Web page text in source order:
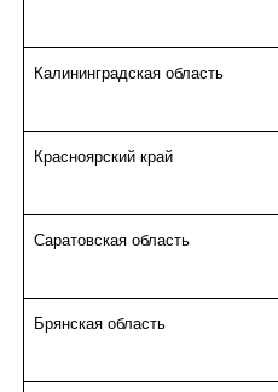
Калининградская область
Красноярский край
Саратовская область
Брянская область